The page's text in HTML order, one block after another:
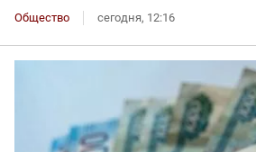
Общество сегодня, 12:16